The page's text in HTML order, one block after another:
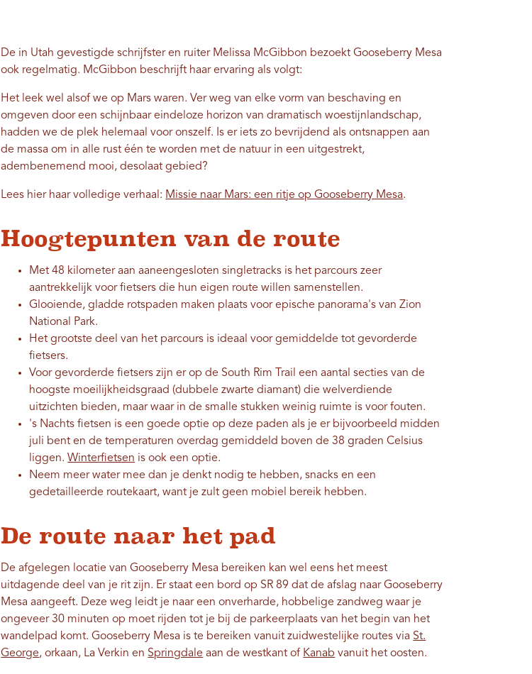
De in Utah gevestigde schrijfster en ruiter Melissa McGibbon bezoekt Gooseberry Mesa
ook regelmatig. McGibbon beschrijft haar ervaring als volgt:
Het leek wel alsof we op Mars waren. Ver weg van elke vorm van beschaving en
omgeven door een schijnbaar eindeloze horizon van dramatisch woestijnlandschap,
hadden we de plek helemaal voor onszelf. Is er iets zo bevrijdend als ontsnappen aan
de massa om in alle rust één te worden met de natuur in een uitgestrekt,
adembenemend mooi, desolaat gebied?
Lees hier haar volledige verhaal: Missie naar Mars: een ritje op Gooseberry Mesa.
Hoogtepunten van de route
Met 48 kilometer aan aaneengesloten singletracks is het parcours zeer
aantrekkelijk voor fietsers die hun eigen route willen samenstellen.
Glooiende, gladde rotspaden maken plaats voor epische panorama's van Zion
National Park.
Het grootste deel van het parcours is ideaal voor gemiddelde tot gevorderde
fietsers.
Voor gevorderde fietsers zijn er op de South Rim Trail een aantal secties van de
hoogste moeilijkheidsgraad (dubbele zwarte diamant) die welverdiende
uitzichten bieden, maar waar in de smalle stukken weinig ruimte is voor fouten.
's Nachts fietsen is een goede optie op deze paden als je er bijvoorbeeld midden
juli bent en de temperaturen overdag gemiddeld boven de 38 graden Celsius
liggen.Winterfietsen is ook een optie.
Neem meer water mee dan je denkt nodig te hebben, snacks en een
gedetailleerde routekaart, want je zult geen mobiel bereik hebben.
De route naar het pad
De afgelegen locatie van Gooseberry Mesa bereiken kan wel eens het meest
uitdagende deel van je rit zijn. Er staat een bord op SR 89 dat de afslag naar Gooseberry
Mesa aangeeft. Deze weg leidt je naar een onverharde, hobbelige zandweg waar je
ongeveer 30 minuten op moet rijden tot je bij de parkeerplaats van het begin van het
wandelpad komt. Gooseberry Mesa is te bereiken vanuit zuidwestelijke routes via St.
George, orkaan, La Verkin en Springdale aan de westkant of Kanab vanuit het oosten.